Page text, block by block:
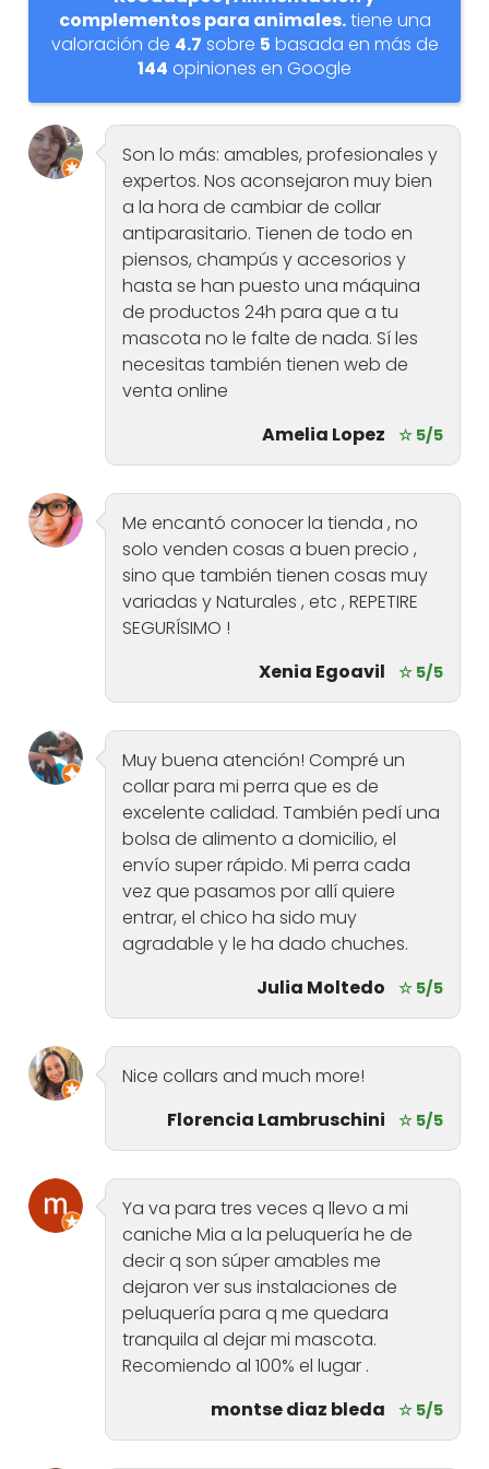
complementos para animales.tiene una
valoración de 4.7 sobre 5 basada en más de
144 opiniones en Google
Son lo más: amables, profesionales y
expertos. Nos aconsejaron muy bien
a la hora de cambiar de collar
antiparasitario. Tienen de todo en
piensos, champús y accesorios y
hasta se han puesto una máquina
de productos 24h para que a tu
mascota no le falte de nada. Sí les
necesitas también tienen web de
venta online
Amelia Lopez
☆ 5/5
Me encantó conocer la tienda , no
solo venden cosas a buen precio ,
sino que también tienen cosas muy
variadas y Naturales , etc , REPETIRE
SEGURÍSIMO !
Xenia Egoavil
☆ 5/5
Muy buena atención! Compré un
collar para mi perra que es de
excelente calidad. También pedí una
bolsa de alimento a domicilio, el
envío super rápido. Mi perra cada
vez que pasamos por allí quiere
entrar, el chico ha sido muy
agradable y le ha dado chuches.
Julia Moltedo
☆ 5/5
Nice collars and much more!
Florencia Lambruschini
☆ 5/5
Ya va para tres veces q llevo a mi
caniche Mia a la peluquería he de
decir q son súper amables me
dejaron ver sus instalaciones de
peluquería para q me quedara
tranquila al dejar mi mascota.
Recomiendo al 100% el lugar .
montse diaz bleda
☆ 5/5